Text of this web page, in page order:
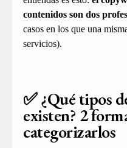
contenidos son dos
casos en los que una
servicios).
✅ ¿Qué tipos
existen? 2
categorizarlos